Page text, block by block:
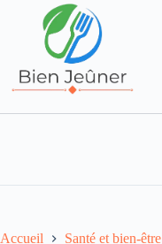
Accueil Santé et bien-être